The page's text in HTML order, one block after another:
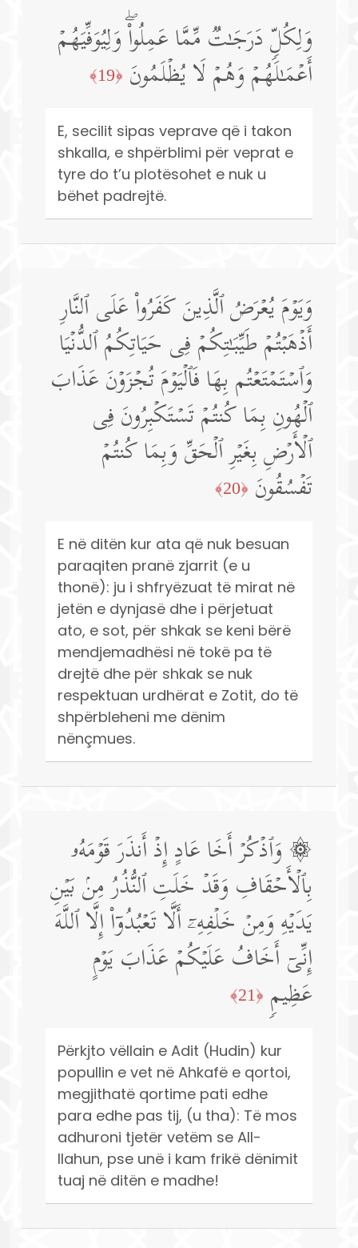
وَلِكُلࣲّ دَرَجَـٰتࣱ مِّمَّا عَمِلُوا۟ۖ وَلِیُوَفِّیَهُمۡ
أَعۡمَـٰلَهُمۡ وَهُمۡ لَا یُظۡلَمُونَ ﴿19﴾
E, secilit sipas veprave që i takon
shkalla, e shpërblimi për veprat e
tyre do t’u plotësohet e nuk u
bëhet padrejtë.
وَیَوۡمَ یُعۡرَضُ ٱلَّذِینَ كَفَرُوا۟ عَلَى ٱلنَّارِ
أَذۡهَبۡتُمۡ طَیِّبَـٰتِكُمۡ فِی حَیَاتِكُمُ ٱلدُّنۡیَا
وَٱسۡتَمۡتَعۡتُم بِهَا فَٱلۡیَوۡمَ تُجۡزَوۡنَ عَذَابَ
ٱلۡهُونِ بِمَا كُنتُمۡ تَسۡتَكۡبِرُونَ فِی
ٱلۡأَرۡضِ بِغَیۡرِ ٱلۡحَقِّ وَبِمَا كُنتُمۡ
تَفۡسُقُونَ ﴿20﴾
E në ditën kur ata që nuk besuan
paraqiten pranë zjarrit (e u
thonë): ju i shfryëzuat të mirat në
jetën e dynjasë dhe i përjetuat
ato, e sot, për shkak se keni bërë
mendjemadhësi në tokë pa të
drejtë dhe për shkak se nuk
respektuan urdhërat e Zotit, do të
shpërbleheni me dënim
nënçmues.
۞ وَٱذۡكُرۡ أَخَا عَادٍ إِذۡ أَنذَرَ قَوۡمَهُۥ
بِٱلۡأَحۡقَافِ وَقَدۡ خَلَتِ ٱلنُّذُرُ مِنۢ بَیۡنِ
یَدَیۡهِ وَمِنۡ خَلۡفِهِۦۤ أَلَّا تَعۡبُدُوۤا۟ إِلَّا ٱللَّهَ
إِنِّیۤ أَخَافُ عَلَیۡكُمۡ عَذَابَ یَوۡمٍ
عَظِیمࣲ ﴿21﴾
Përkjto vëllain e Adit (Hudin) kur
popullin e vet në Ahkafë e qortoi,
megjithatë qortime pati edhe
para edhe pas tij, (u tha): Të mos
adhuroni tjetër vetëm se All-
llahun, pse unë i kam frikë dënimit
tuaj në ditën e madhe!